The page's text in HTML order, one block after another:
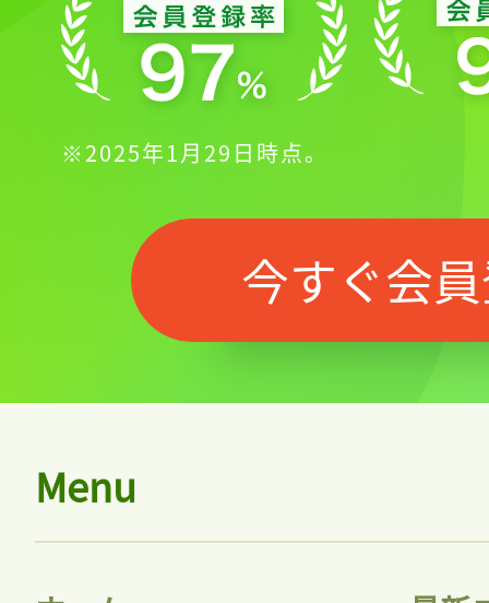
※2025年1月29日時点。
今すぐ会
Menu